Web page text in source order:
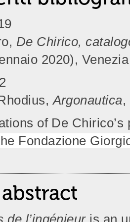
De Chirico,
2020),
Argonautica,
of De
Fondazione